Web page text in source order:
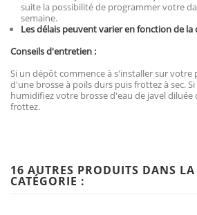
suite la possibilité de programmer votre
semaine.
Les délais peuvent varier en fonction de
Conseils d'entretien :
Si un dépôt commence à s'installer sur
d'une brosse à poils durs puis frottez à sec.
humidifiez votre brosse d'eau de javel diluée
frottez.
16 AUTRES PRODUITS DANS
CATÉGORIE :